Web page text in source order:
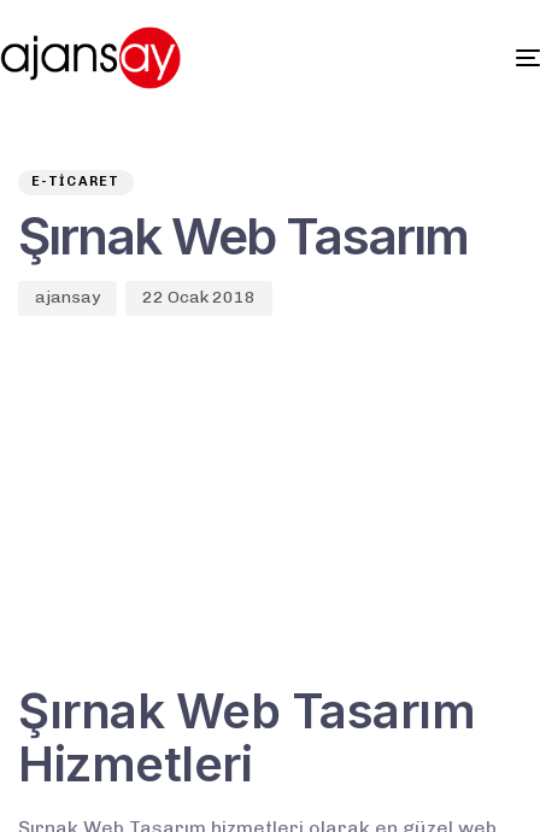
E-TICARET
Şırnak Web Tasarım
ajansay 22 Ocak 2018
Şırnak Web Tasarım
Hizmetleri